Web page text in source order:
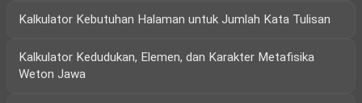
Kalkulator Kebutuhan Halaman untuk Jumlah Kata Tulisan
Kalkulator Kedudukan, Elemen, dan Karakter Metafisika
Weton Jawa